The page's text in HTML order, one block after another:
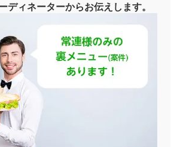
ディネーターからお伝えします。